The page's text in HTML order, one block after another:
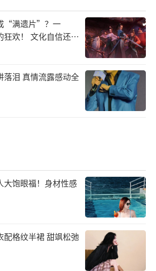
品人、编剧 罗忆楠）
（导演 封柏）
29日在浙江海盐通元镇正式开
底完成第一季春系列的拍摄工
年暑期登陆网络平台及浙江卫
“满遗片”？一
欢！ 文化自信还是
落泪 真情流露感动全
大饱眼福！身材性感
配格纹半裙 甜飒松弛